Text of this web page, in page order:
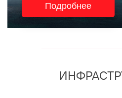
Подробнее